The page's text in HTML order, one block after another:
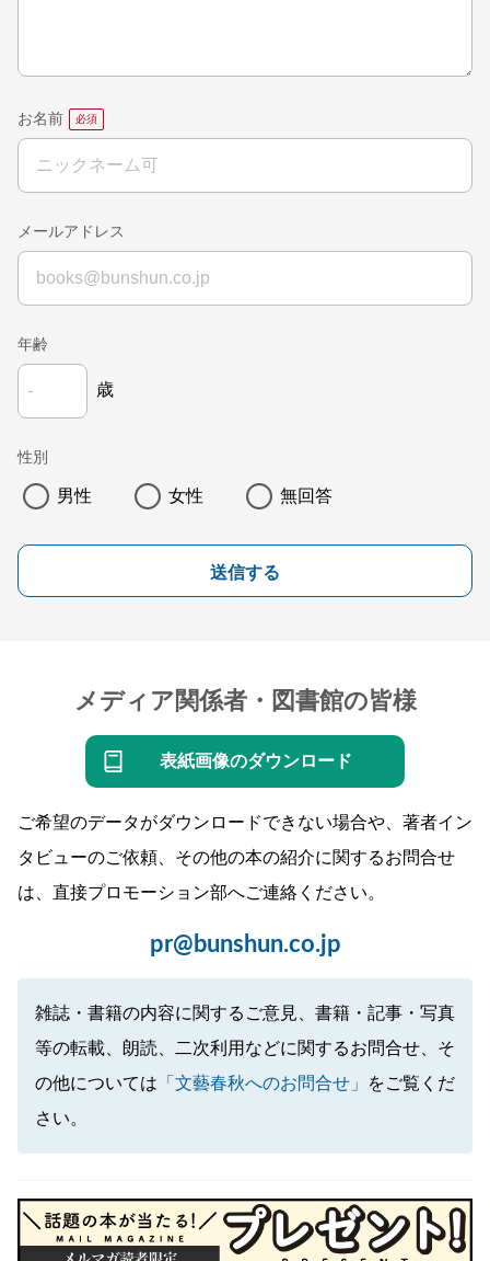
お名前
メールアドレス
年齢
歳
性別
男性 女性 無回答
送信する
メディア関係者・図書館の皆様
表紙画像のダウンロード
ご希望のデータがダウンロードできない場合や、著者イン
タビューのご依頼、その他の本の紹介に関するお問合せ
は、直接プロモーション部へご連絡ください。
pr@bunshun.co.jp
雑誌・書籍の内容に関するご意見、書籍・記事・写真
等の転載、朗読、二次利用などに関するお問合せ、そ
の他については 「文藝春秋へのお問合せ」
をご覧くだ
さい。